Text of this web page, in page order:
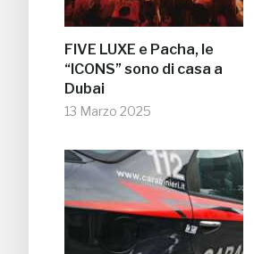
FIVE LUXE e Pacha, le
“ICONS” sono di casa a
Dubai
13 Marzo 2025